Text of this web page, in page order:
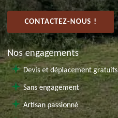
CONTACTEZ-NOUS !
Nos engagements
Devis et déplacement gratuits
Sans engagement
Artisan passionné